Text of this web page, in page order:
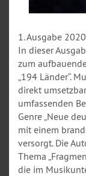
1. Ausgabe 2020
In dieser
zum
„194 Länder“.
direkt
umfassenden
Genre „Neue
mit einem
versorgt. Die
Thema
die im